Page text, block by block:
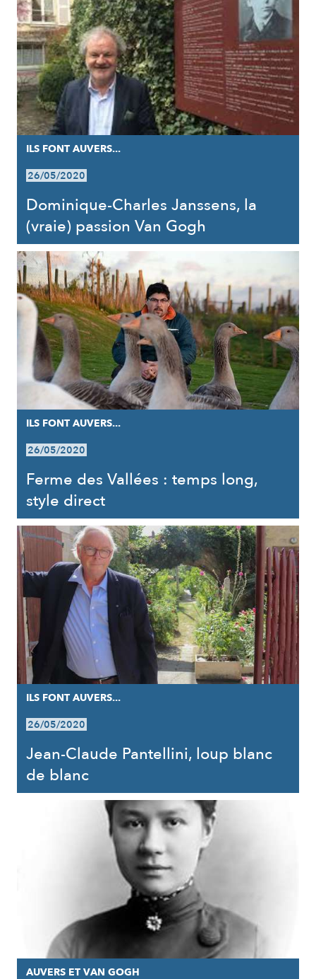
ILS FONT AUVERS...
26/05/2020
Dominique-Charles Janssens, la
(vraie) passion Van Gogh
ILS FONT AUVERS...
26/05/2020
Ferme des Vallées : temps long,
style direct
ILS FONT AUVERS...
26/05/2020
Jean-Claude Pantellini, loup blanc
de blanc
AUVERS ET VAN GOGH